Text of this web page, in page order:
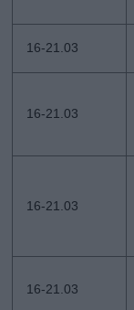
16-21.03
16-21.03
16-21.03
16-21.03